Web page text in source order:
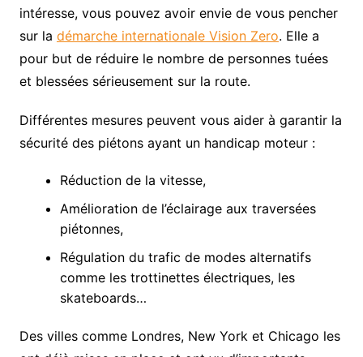
intéresse, vous pouvez avoir envie de vous pencher
sur la démarche internationale Vision Zero. Elle a
pour but de réduire le nombre de personnes tuées
et blessées sérieusement sur la route.
Différentes mesures peuvent vous aider à garantir la
sécurité des piétons ayant un handicap moteur :
Réduction de la vitesse,
Amélioration de l’éclairage aux traversées
piétonnes,
Régulation du trafic de modes alternatifs
comme les trottinettes électriques, les
skateboards…
Des villes comme Londres, New York et Chicago les